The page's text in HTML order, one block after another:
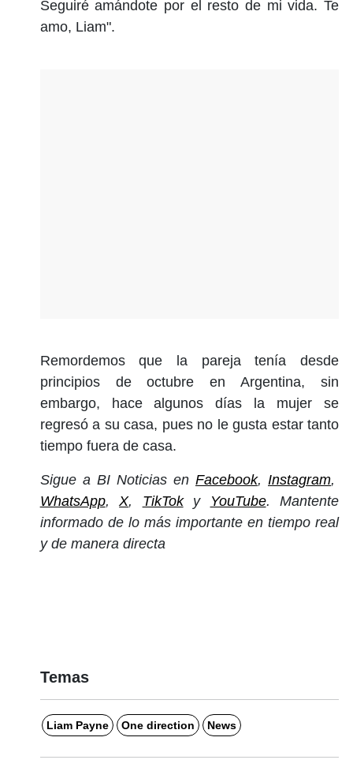
Seguiré amándote por el resto de mi vida. Te
amo, Liam".
Remordemos que la pareja tenía desde
principios de octubre en Argentina, sin
embargo, hace algunos días la mujer se
regresó a su casa, pues no le gusta estar tanto
tiempo fuera de casa.
Sigue a BI Noticias en Facebook, Instagram,
WhatsApp,X, TikToky YouTube. Mantente
informado de lo más importante en tiempo real
y de manera directa
Temas
Liam Payne One direction News